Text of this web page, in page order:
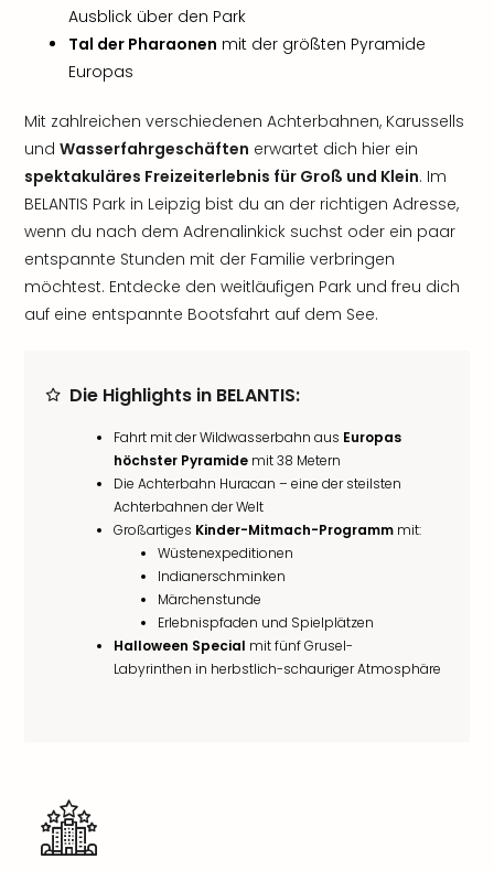
Ausblick über den Park
Tal der Pharaonen mit der größten Pyramide
Europas
Mit zahlreichen verschiedenen Achterbahnen, Karussells
und Wasserfahrgeschäften erwartet dich hier ein
spektakuläres Freizeiterlebnis für Groß und Klein. Im
BELANTIS Park in Leipzig bist du an der richtigen Adresse,
wenn du nach dem Adrenalinkick suchst oder ein paar
entspannte Stunden mit der Familie verbringen
möchtest. Entdecke den weitläufigen Park und freu dich
auf eine entspannte Bootsfahrt auf dem See.
Die Highlights in BELANTIS:
Fahrt mit der Wildwasserbahn aus Europas
höchster Pyramide mit 38 Metern
Die Achterbahn Huracan – eine der steilsten
Achterbahnen der Welt
Großartiges Kinder-Mitmach-Programm mit:
Wüstenexpeditionen
Indianerschminken
Märchenstunde
Erlebnispfaden und Spielplätzen
Halloween Special mit fünf Grusel-
Labyrinthen in herbstlich-schauriger Atmosphäre